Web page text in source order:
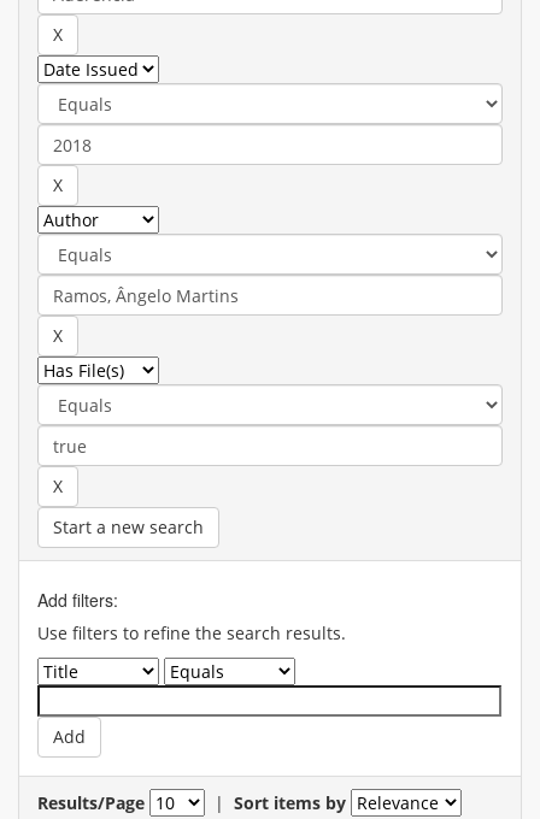
Start a new search
Add filters:
Use filters to refine the search results.
Results/Page | Sort items by